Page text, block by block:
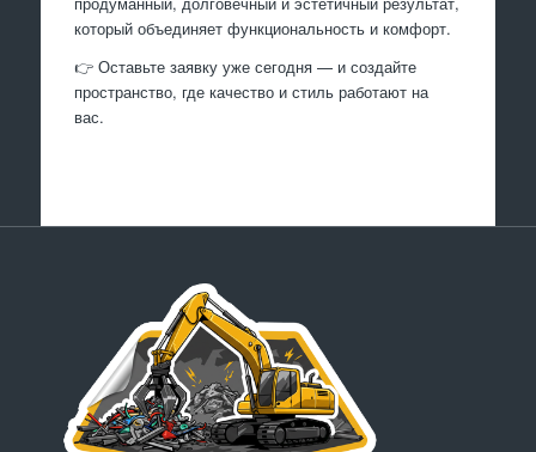
который объединяет функциональность и комфорт.
👉 Оставьте заявку уже сегодня — и создайте
пространство, где качество и стиль работают на
вас.